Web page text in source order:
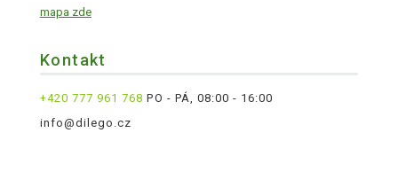
mapa zde
Kontakt
+420 777 961 768 PO - PÁ, 08:00 - 16:00
info@dilego.cz